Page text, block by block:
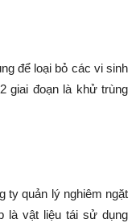
để loại bỏ các vi sinh
giai đoạn là khử trùng
ty quản lý nghiêm ngặt
là vật liệu tái sử dụng